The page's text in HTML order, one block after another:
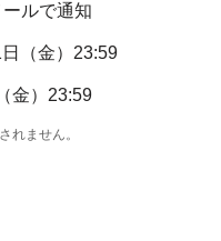
ルで通知
（金）23:59
金）23:59
れません。